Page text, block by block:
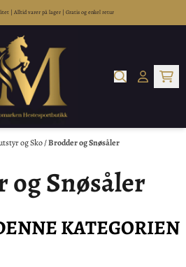
| Alltid varer på lager | Gratis og enkel retur
og Sko/Brodder og Snøsåler
og Snøsåler
KATEGORIEN